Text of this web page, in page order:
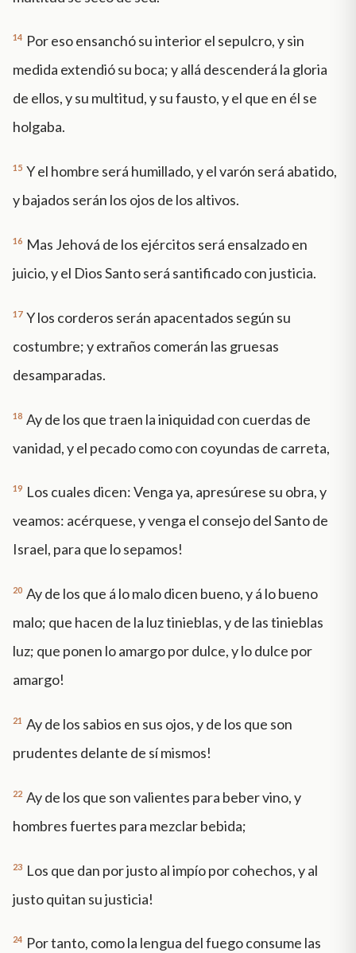
14 Por eso ensanchó su interior el sepulcro, y sin
medida extendió su boca; y allá descenderá la gloria
de ellos, y su multitud, y su fausto, y el que en él se
holgaba.
15 Y el hombre será humillado, y el varón será abatido,
y bajados serán los ojos de los altivos.
16 Mas Jehová de los ejércitos será ensalzado en
juicio, y el Dios Santo será santificado con justicia.
17 Y los corderos serán apacentados según su
costumbre; y extraños comerán las gruesas
desamparadas.
18 Ay de los que traen la iniquidad con cuerdas de
vanidad, y el pecado como con coyundas de carreta,
19 Los cuales dicen: Venga ya, apresúrese su obra, y
veamos: acérquese, y venga el consejo del Santo de
Israel, para que lo sepamos!
20 Ay de los que á lo malo dicen bueno, y á lo bueno
malo; que hacen de la luz tinieblas, y de las tinieblas
luz; que ponen lo amargo por dulce, y lo dulce por
amargo!
21 Ay de los sabios en sus ojos, y de los que son
prudentes delante de sí mismos!
22 Ay de los que son valientes para beber vino, y
hombres fuertes para mezclar bebida;
23 Los que dan por justo al impío por cohechos, y al
justo quitan su justicia!
24 Por tanto, como la lengua del fuego consume las